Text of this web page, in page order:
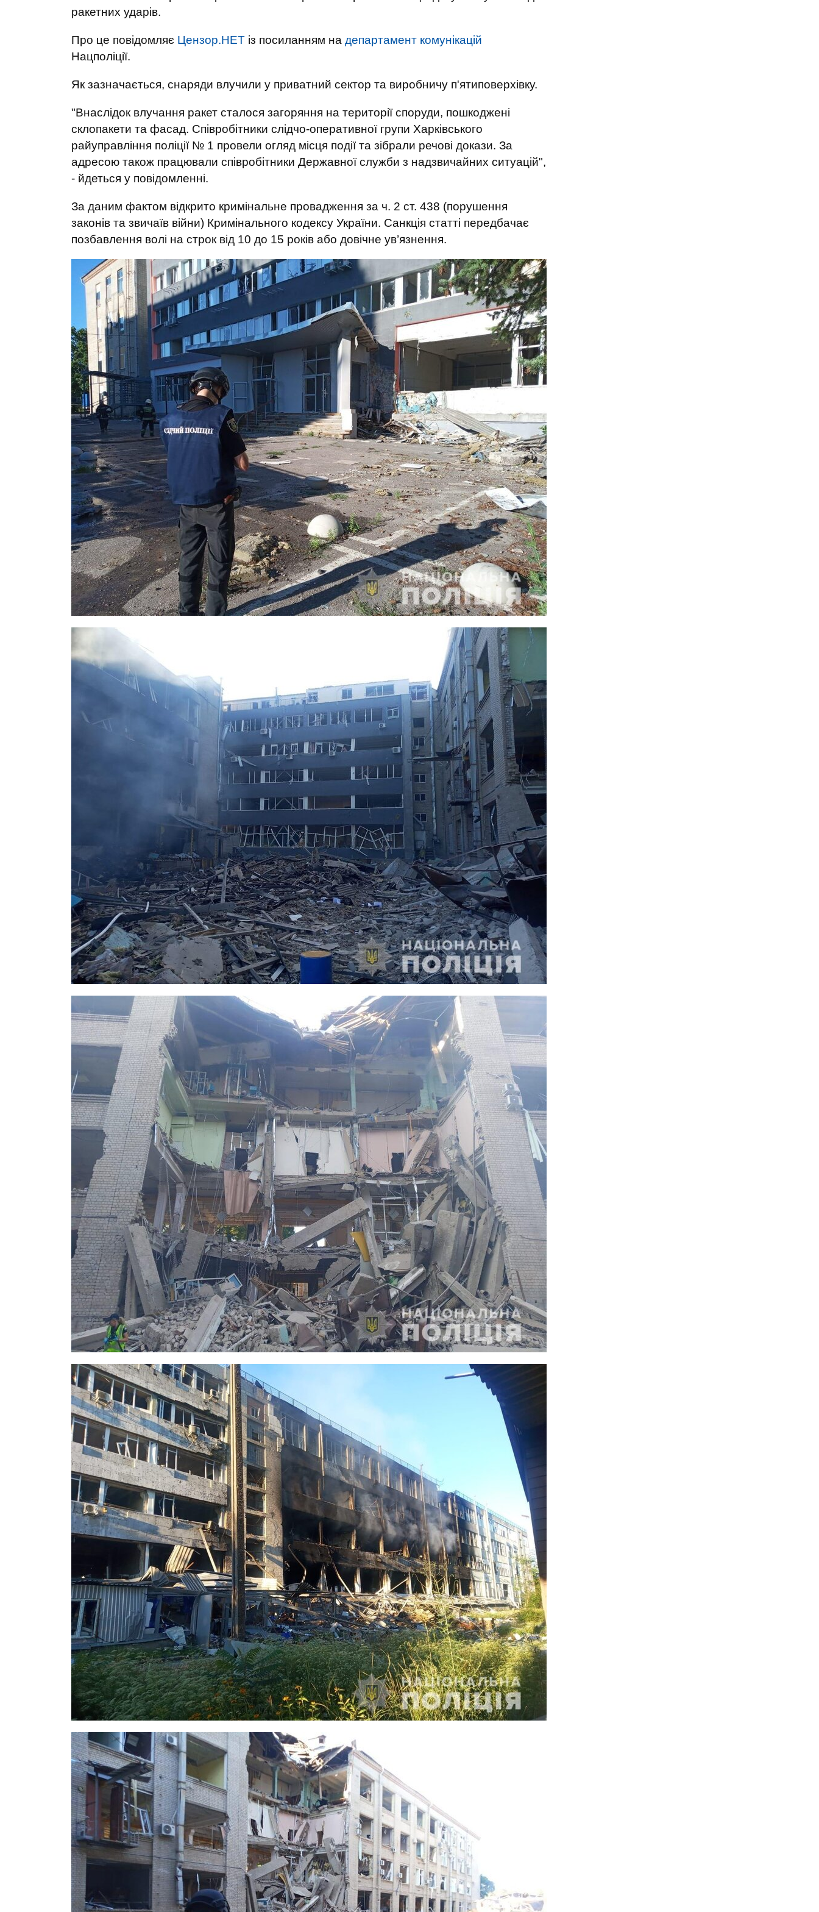
ракетних ударів.
Про це повідомляє Цензор.НЕТ із посиланням на департамент комунікацій
Нацполіції.
Як зазначається, снаряди влучили у приватний сектор та виробничу п'ятиповерхівку.
"Внаслідок влучання ракет сталося загоряння на території споруди, пошкоджені
склопакети та фасад. Співробітники слідчо-оперативної групи Харківського
райуправління поліції № 1 провели огляд місця події та зібрали речові докази. За
адресою також працювали співробітники Державної служби з надзвичайних ситуацій",
- йдеться у повідомленні.
За даним фактом відкрито кримінальне провадження за ч. 2 ст. 438 (порушення
законів та звичаїв війни) Кримінального кодексу України. Санкція статті передбачає
позбавлення волі на строк від 10 до 15 років або довічне ув’язнення.